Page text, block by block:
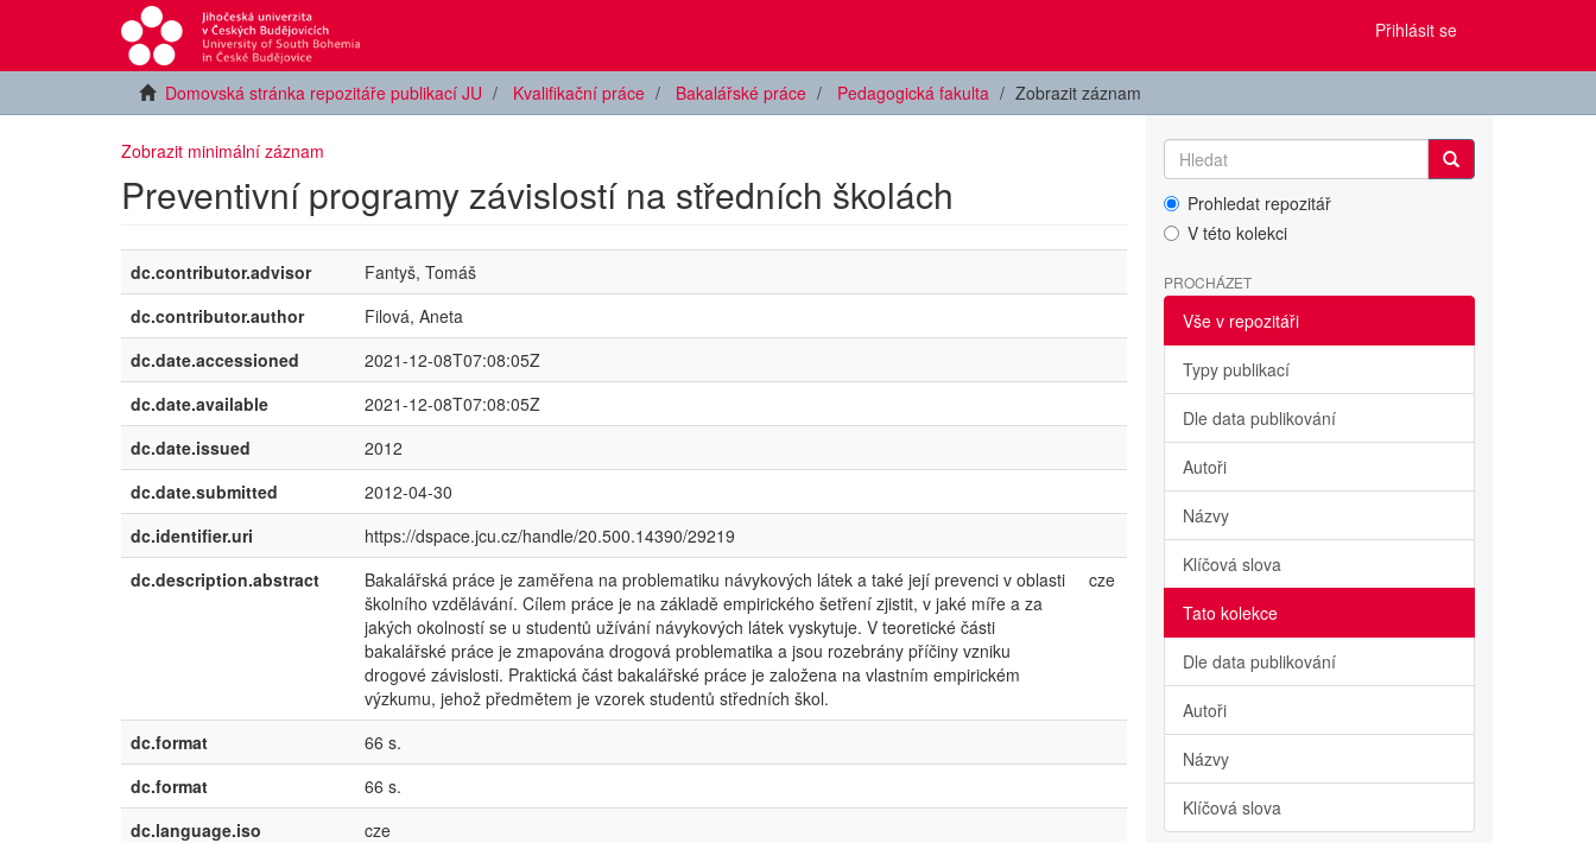
Přihlásit se
Domovská stránka repozitáře publikací JU Kvalifikační práce Bakalářské práce Pedagogická fakulta Zobrazit záznam
Zobrazit minimální záznam
Preventivní programy závislostí na středních školách
dc.contributor.advisor
Fantyš, Tomáš
dc.contributor.author
Filová, Aneta
dc.date.accessioned
2021-12-08T07:08:05Z
dc.date.available
2021-12-08T07:08:05Z
dc.date.issued
2012
dc.date.submitted
2012-04-30
dc.identifier.uri
https://dspace.jcu.cz/handle/20.500.14390/29219
dc.description.abstract
Bakalářská práce je zaměřena na problematiku návykových látek a také její prevenci v oblasti
školního vzdělávání. Cílem práce je na základě empirického šetření zjistit, v jaké míře a za
jakých okolností se u studentů užívání návykových látek vyskytuje. V teoretické části
bakalářské práce je zmapována drogová problematika a jsou rozebrány příčiny vzniku
drogové závislosti. Praktická část bakalářské práce je založena na vlastním empirickém
výzkumu, jehož předmětem je vzorek studentů středních škol.
cze
dc.format
66 s.
dc.format
66 s.
dc.language.iso
cze
Prohledat repozitář
V této kolekci
PROCHÁZET
Vše v repozitáři
Typy publikací
Dle data publikování
Autoři
Názvy
Klíčová slova
Tato kolekce
Dle data publikování
Autoři
Názvy
Klíčová slova